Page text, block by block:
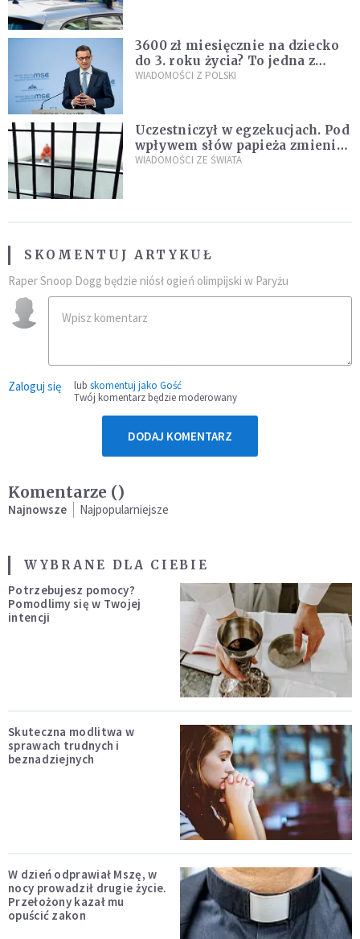
3600 zł miesięcznie na dziecko
do 3. roku życia? To jedna z
propozycji programu "Rozwój
WIADOMOŚCI Z POLSKI
Uczestniczył w egzekucjach. Pod
wpływem słów papieża zmienił
zdanie
WIADOMOŚCI ZE ŚWIATA
SKOMENTUJ ARTYKUŁ
Raper Snoop Dogg będzie niósł ogień olimpijski w Paryżu
Zaloguj się lub skomentuj jako Gość
Twój komentarz będzie moderowany
DODAJ KOMENTARZ
Komentarze ()
Najnowsze Najpopularniejsze
WYBRANE DLA CIEBIE
Potrzebujesz pomocy?
Pomodlimy się w Twojej
intencji
Skuteczna modlitwa w
sprawach trudnych i
beznadziejnych
W dzień odprawiał Mszę, w
nocy prowadził drugie życie.
Przełożony kazał mu
opuścić zakon